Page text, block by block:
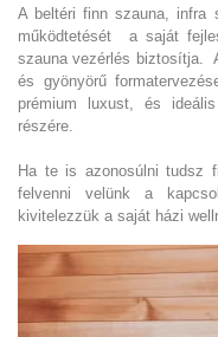
A beltéri finn szauna, infra
működtetését a saját
szauna vezérlés biztosítja.
és gyönyörű
prémium luxust, és
részére.
Ha te is azonosúlni tudsz
felvenni velünk a
kivitelezzük a saját házi